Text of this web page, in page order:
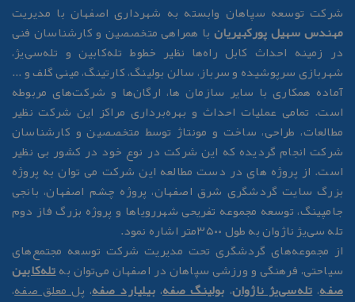
شرکت توسعه سپاهان وابسته به شهرداری اصفهان با مدیریت
مهندس سهیل پورکبیریانبا همراهی متخصصین و کارشناسان فنی
در زمینه احداث کابل راه‌ها نظیر خطوط تله‌کابین و تله‌سی‌یژ،
شهربازی سرپوشیده و سرباز، سالن بولینگ، کارتینگ، مینی گلف و ...
آماده همکاری با سایر سازمان ها، ارگان‌ها و شرکت‌های مربوطه
است. تمامی عملیات احداث و بهره‌برداری مراکز این شرکت نظیر
مطالعات، طراحی، ساخت و مونتاژ توسط متخصصین و کارشناسان
شرکت انجام گردیده که این شرکت در نوع خود در کشور بی نظیر
است. از پروژه های در دست مطالعه این شرکت می توان به پروژه
بزرگ سایت گردشگری شرق اصفهان، پروژه چشم اصفهان، بانجی
جامپینگ، توسعه مجموعه تفریحی شهررویاها و پروژه بزرگ فاز دوم
تله سی‌یژ ناژوان به طول ۳۵۰۰متر اشاره نمود.
از مجموعه‌های گردشگری تحت مدیریت شرکت توسعه مجتمع‌های
سیاحتی، فرهنگی و ورزشی سپاهان در اصفهان می‌توان بهتله‌کابین
،تله‌سی‌یژ ناژوان،بولینگ صفه،بیلیارد صفه،پل معلق صفه،